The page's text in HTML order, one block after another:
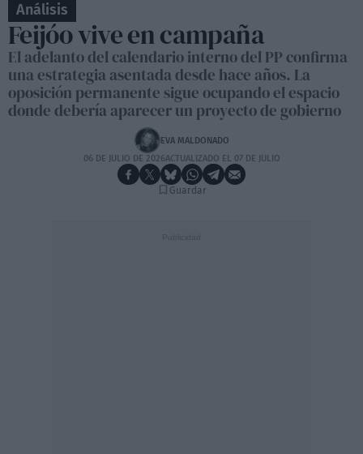
Análisis
Feijóo vive en campaña
El adelanto del calendario interno del PP confirma
una estrategia asentada desde hace años. La
oposición permanente sigue ocupando el espacio
donde debería aparecer un proyecto de gobierno
EVA MALDONADO
06 DE JULIO DE 2026ACTUALIZADO EL 07 DE JULIO
Guardar